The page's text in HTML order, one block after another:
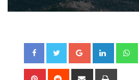
Google+ LinkedIn
Pinterest Reddit
Share